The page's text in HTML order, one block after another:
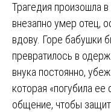
Трагедия произошла
внезапно умер отец,
вдову. Горе бабушки
превратилось в
внука постоянно,
которая «погубила
общение, чтобы